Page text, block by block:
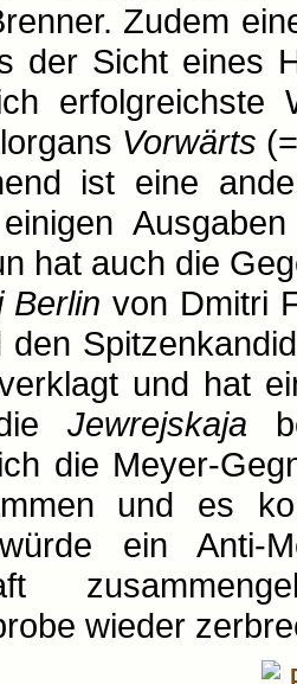
Zudem
der Sicht eines
erfolgreichste
Vorwärts
ist eine
hat auch die
Berlin von Dmitri
den
und hat
dieJewrejskaja
die Meyer-
und es
ein Anti-
wieder